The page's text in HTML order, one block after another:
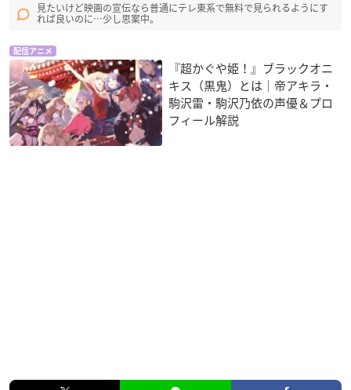
見たいけど映画の宣伝なら普通にテレ東系で無料で見られるようにす
れば良いのに…少し思案中。
配信アニメ
『超かぐや姫！』ブラックオニ
キス（黒鬼）とは｜帝アキラ・
駒沢雷・駒沢乃依の声優＆プロ
フィール解説